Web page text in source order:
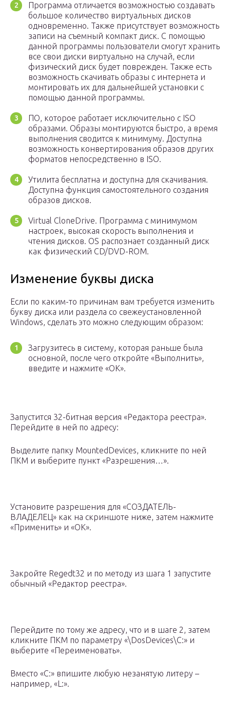
Программа отличается возможностью создавать
большое количество виртуальных дисков
одновременно. Также присутствует возможность
записи на съемный компакт диск. С помощью
данной программы пользователи смогут хранить
все свои диски виртуально на случай, если
физический диск будет поврежден. Также есть
возможность скачивать образы с интернета и
монтировать их для дальнейшей установки с
помощью данной программы.
ПО, которое работает исключительно с ISO
образами. Образы монтируются быстро, а время
выполнения сводится к минимуму. Доступна
возможность конвертирования образов других
форматов непосредственно в ISO.
Утилита бесплатна и доступна для скачивания.
Доступна функция самостоятельного создания
образов дисков.
Virtual CloneDrive. Программа с минимумом
настроек, высокая скорость выполнения и
чтения дисков. OS распознает созданный диск
как физический CD/DVD-ROM.
Изменение буквы диска
Если по каким-то причинам вам требуется изменить
букву диска или раздела со свежеустановленной
Windows, сделать это можно следующим образом:
Загрузитесь в систему, которая раньше была
основной, после чего откройте «Выполнить»,
введите и нажмите «ОК».
Запустится 32-битная версия «Редактора реестра».
Перейдите в ней по адресу:
Выделите папку MountedDevices, кликните по ней
ПКМ и выберите пункт «Разрешения…».
Установите разрешения для «СОЗДАТЕЛЬ-
ВЛАДЕЛЕЦ» как на скриншоте ниже, затем нажмите
«Применить» и «ОК».
Закройте Regedt32 и по методу из шага 1 запустите
обычный «Редактор реестра».
Перейдите по тому же адресу, что и в шаге 2, затем
кликните ПКМ по параметру «\DosDevices\C:» и
выберите «Переименовать».
Вместо «C:» впишите любую незанятую литеру –
например, «L:».